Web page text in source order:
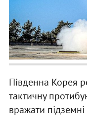
Південна Корея
тактичну
вражати